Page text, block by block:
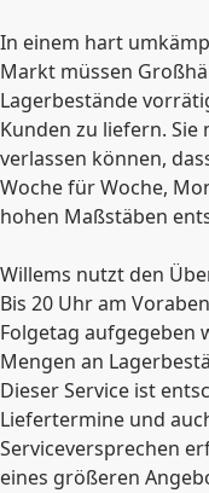
In einem hart
Markt müssen
Lagerbestände
Kunden zu liefern.
verlassen können,
Woche für Woche,
hohen Maßstäben
Willems nutzt den
Bis 20 Uhr am
Folgetag aufgegeben
Mengen an
Dieser Service ist
Liefertermine und
Serviceversprechen
eines größeren